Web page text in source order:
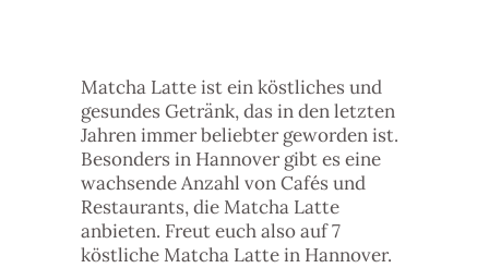
Matcha Latte ist ein köstliches und
gesundes Getränk, das in den letzten
Jahren immer beliebter geworden ist.
Besonders in Hannover gibt es eine
wachsende Anzahl von Cafés und
Restaurants, die Matcha Latte
anbieten. Freut euch also auf 7
köstliche Matcha Latte in Hannover.